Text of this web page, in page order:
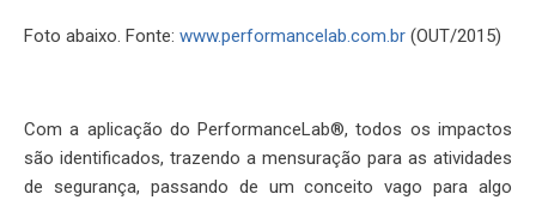
Foto abaixo. Fonte: www.performancelab.com.br (OUT/2015)
Com a aplicação do PerformanceLab®, todos os impactos
são identificados, trazendo a mensuração para as atividades
de segurança, passando de um conceito vago para algo